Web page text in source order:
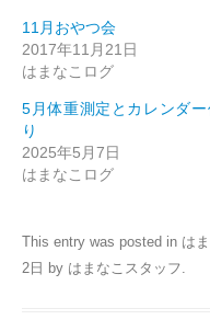
11月おやつ会
2017年11月21日
はまなこログ
5月体重測定とカレンダー
り
2025年5月7日
はまなこログ
This entry was posted in は
2日 by はまなこスタッフ.